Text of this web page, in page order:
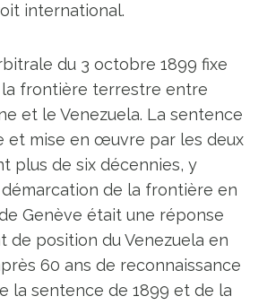
international.
du 3 octobre 1899 fixe
frontière terrestre entre
et le Venezuela. La sentence
et mise en œuvre par les deux
plus de six décennies, y
de la frontière en
de Genève était une réponse
de position du Venezuela en
60 ans de reconnaissance
la sentence de 1899 et de la